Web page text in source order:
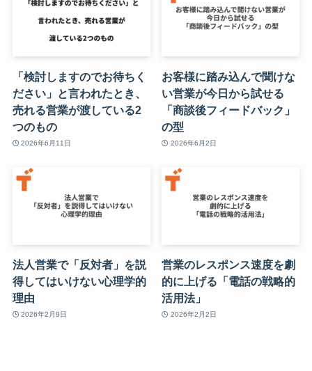
「検討しますのでお待ちく
ださい」と言われたとき、
売れる営業が渡している2
つのもの
2026年6月11日
お客様に踏み込んで聞けな
い営業が今日から試せる
「商談後フィードバック」
の型
2026年6月2日
法人営業で「反対者」を説
得してはいけない心理学的
理由
2026年2月9日
営業のレスポンス速度を劇
的に上げる「電話の戦略的
活用法」
2026年2月2日